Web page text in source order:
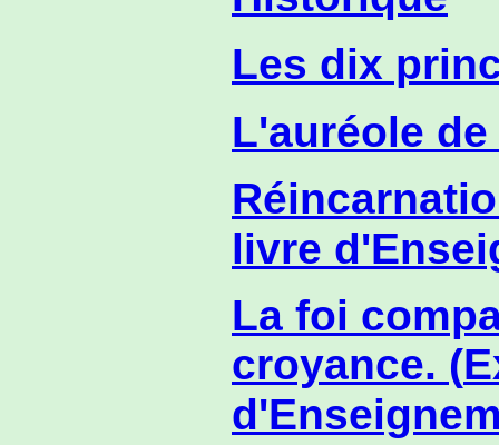
Les dix
L'auréole
livre
La foi
croyance. (